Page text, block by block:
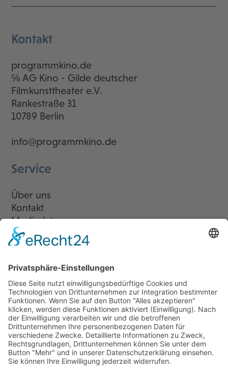
Kontakt
programmkino.de
℅ AG Kino - Gilde deutscher
Filmkunsttheater e.V.
Rankestraße 31
10789 Berlin
info@programmkino.de
Service
Über uns
Kontakt
Mediadaten
Newsletter
LogIn
Legal
Impressum
Datenschutzerklärung
Cookie-Einstellungen